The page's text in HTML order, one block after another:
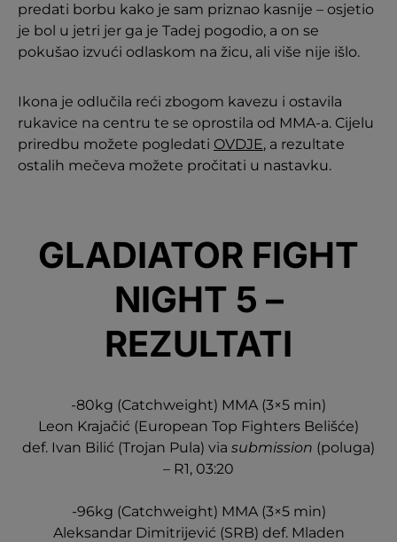
predati borbu kako je sam priznao kasnije – osjetio
je bol u jetri jer ga je Tadej pogodio, a on se
pokušao izvući odlaskom na žicu, ali više nije išlo.
Ikona je odlučila reći zbogom kavezu i ostavila
rukavice na centru te se oprostila od MMA-a. Cijelu
priredbu možete pogledati OVDJE, a rezultate
ostalih mečeva možete pročitati u nastavku.
GLADIATOR FIGHT
NIGHT 5 –
REZULTATI
-80kg (Catchweight) MMA (3×5 min)
Leon Krajačić (European Top Fighters Belišće)
def. Ivan Bilić (Trojan Pula) via submission (poluga)
– R1, 03:20
-96kg (Catchweight) MMA (3×5 min)
Aleksandar Dimitrijević (SRB) def. Mladen